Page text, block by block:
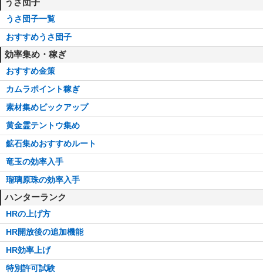
うさ団子
うさ団子一覧
おすすめうさ団子
効率集め・稼ぎ
おすすめ金策
カムラポイント稼ぎ
素材集めピックアップ
黄金霊テントウ集め
鉱石集めおすすめルート
竜玉の効率入手
瑠璃原珠の効率入手
ハンターランク
HRの上げ方
HR開放後の追加機能
HR効率上げ
特別許可試験